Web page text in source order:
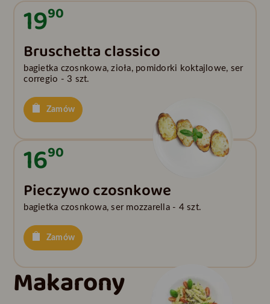
1990
Bruschetta classico
bagietka czosnkowa, zioła, pomidorki koktajlowe, ser
corregio - 3 szt.
Zamów
1690
Pieczywo czosnkowe
bagietka czosnkowa, ser mozzarella - 4 szt.
Zamów
Makarony